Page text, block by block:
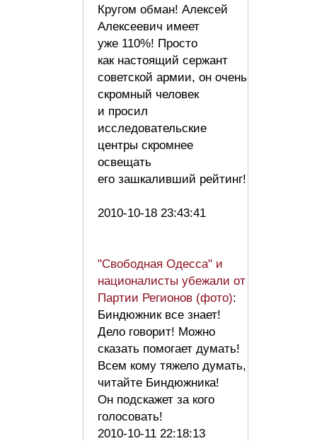
Кругом обман! Алексей
Алексеевич имеет
уже 110%! Просто
как настоящий сержант
советской армии, он очень
скромный человек
и просил
исследовательские
центры скромнее
освещать
его зашкаливший рейтинг!
2010-10-18 23:43:41
"Свободная Одесса" и
националисты убежали от
Партии Регионов (фото):
Биндюжник все знает!
Дело говорит! Можно
сказать помогает думать!
Всем кому тяжело думать,
читайте Биндюжника!
Он подскажет за кого
голосовать!
2010-10-11 22:18:13